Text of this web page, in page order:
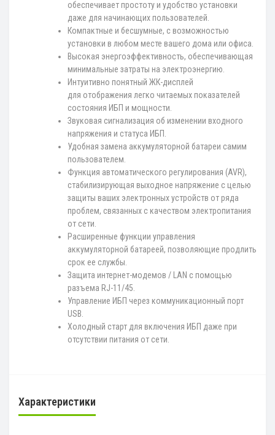
обеспечивает простоту и удобство установки
даже для начинающих пользователей.
Компактные и бесшумные, с возможностью
установки в любом месте вашего дома или офиса.
Высокая энергоэффективность, обеспечивающая
минимальные затраты на электроэнергию.
Интуитивно понятный ЖК-дисплей
для отображения легко читаемых показателей
состояния ИБП и мощности.
Звуковая сигнализация об изменении входного
напряжения и статуса ИБП.
Удобная замена аккумуляторной батареи самим
пользователем.
Функция автоматического регулирования (AVR),
стабилизирующая выходное напряжение с целью
защиты ваших электронных устройств от ряда
проблем, связанных с качеством электропитания
от сети.
Расширенные функции управления
аккумуляторной батареей, позволяющие продлить
срок ее службы.
Защита интернет-модемов / LAN с помощью
разъема RJ-11/45.
Управление ИБП через коммуникационный порт
USB.
Холодный старт для включения ИБП даже при
отсутствии питания от сети.
Характеристики